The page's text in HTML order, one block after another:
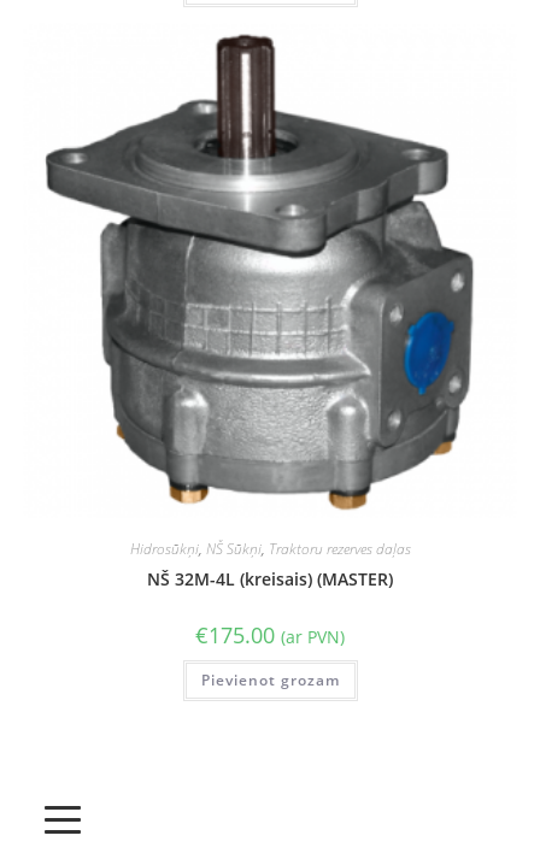
Hidrosūkņi, NŠ Sūkņi, Traktoru rezerves daļas
NŠ 32M-4L (kreisais) (MASTER)
€175.00 (ar PVN)
Pievienot grozam